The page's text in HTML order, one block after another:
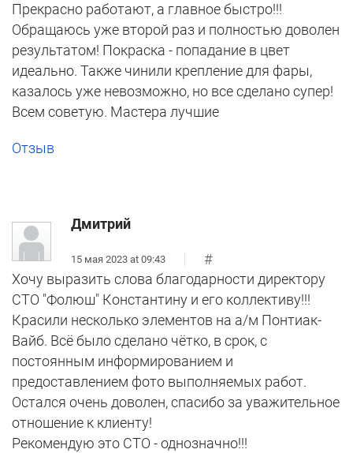
Прекрасно работают, а главное быстро!!!
Обращаюсь уже второй раз и полностью доволен
результатом! Покраска - попадание в цвет
идеально. Также чинили крепление для фары,
казалось уже невозможно, но все сделано супер!
Всем советую. Мастера лучшие
Отзыв
Дмитрий
15 мая 2023 at 09:43
#
Хочу выразить слова благодарности директору
СТО "Фолюш" Константину и его коллективу!!!
Красили несколько элементов на а/м Понтиак-
Вайб. Всё было сделано чётко, в срок, с
постоянным информированием и
предоставлением фото выполняемых работ.
Остался очень доволен, спасибо за уважительное
отношение к клиенту!
Рекомендую это СТО - однозначно!!!